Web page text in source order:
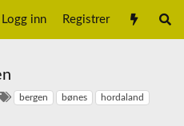
Logg inn Registrer
bergen bønes
hordaland